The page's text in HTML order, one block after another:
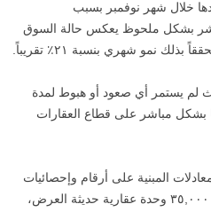
خلال شهر نوفمبر بسبب
بشكل ملحوظ يعكس حالة السوق
الأخير من عام ٢٠١٢ بالمتذبذب، حيث لم يستمر أي صعود أو هبوط لمدة
بشكل مباشر على قطاع العقارات
المبنية على أرقام وإحصائيات
دقيقة يتم جمعها من محرك بحث عقارماب والذي يحتوي على أكثر من ٣٥,٠٠٠ وحدة عقارية حديثة العرض،